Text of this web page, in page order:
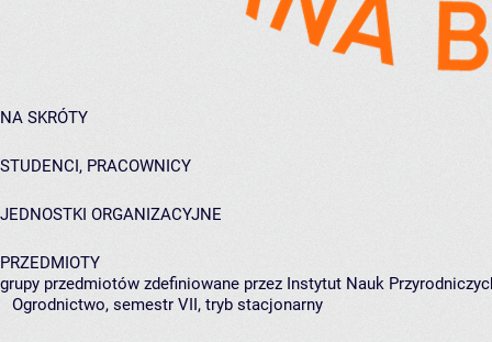
NA SKRÓTY
STUDENCI, PRACOWNICY
JEDNOSTKI ORGANIZACYJNE
PRZEDMIOTY
grupy przedmiotów zdefiniowane przez Instytut Nauk
Ogrodnictwo, semestr VII, tryb stacjonarny